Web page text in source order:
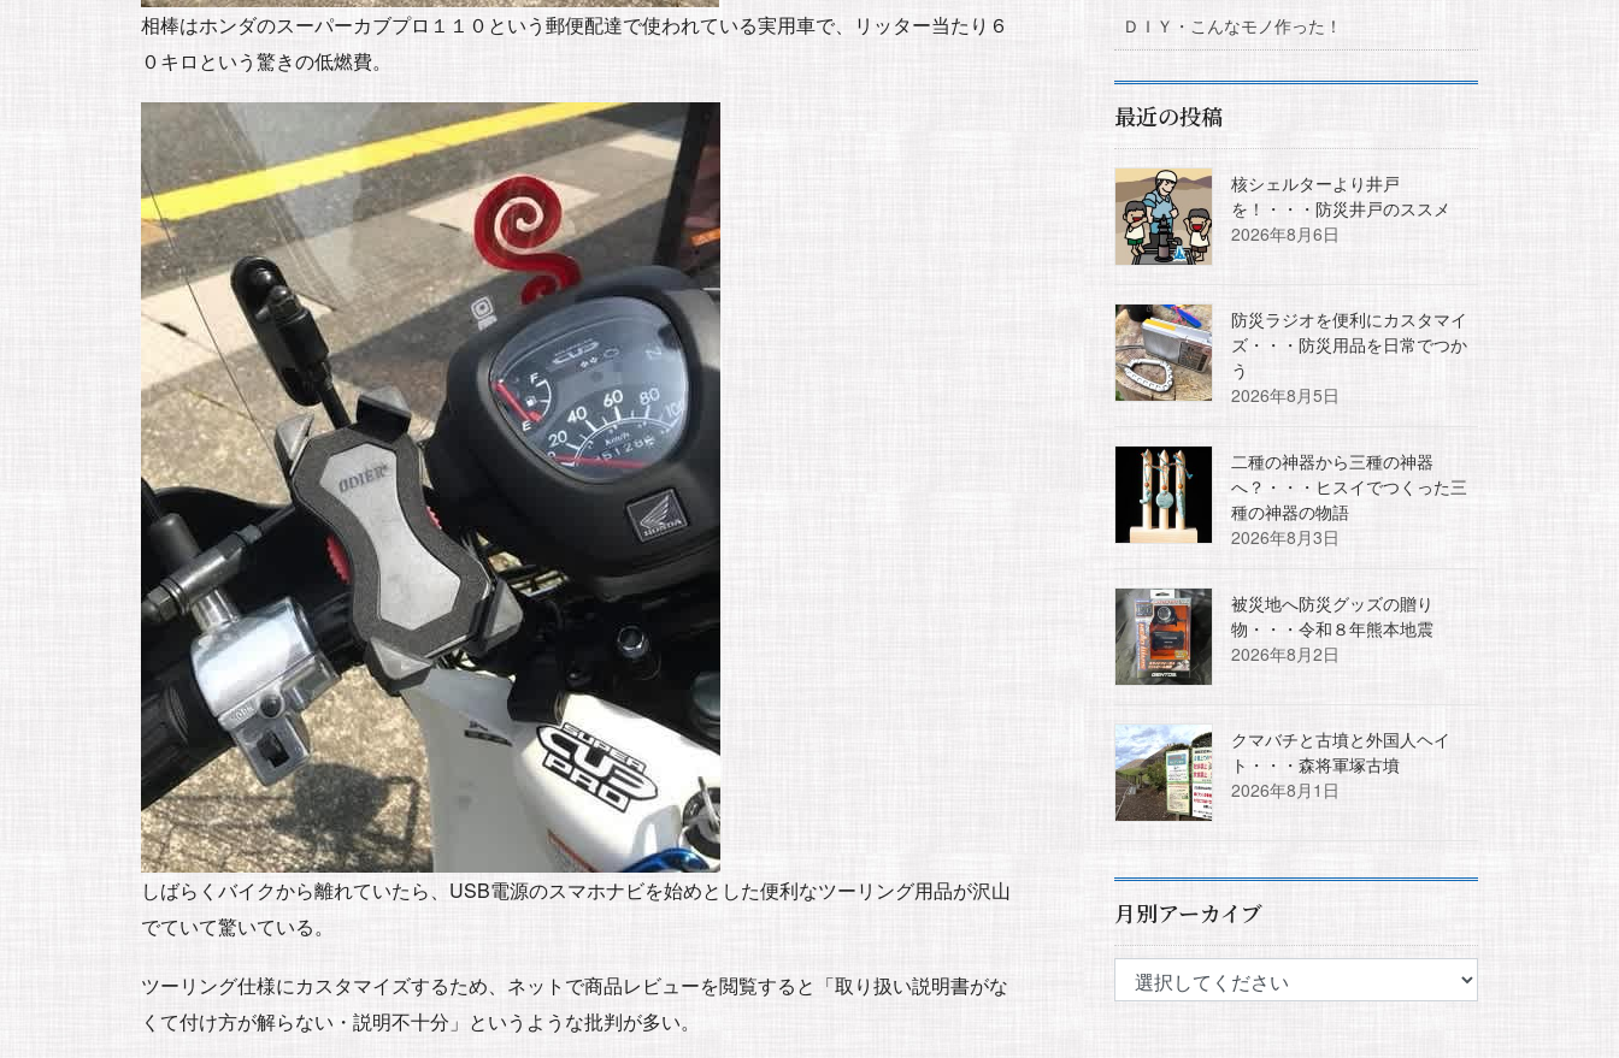
相棒はホンダのスーパーカブプロ１１０という郵便配達で使われている実用車で、リッター当たり６
０キロという驚きの低燃費。
しばらくバイクから離れていたら、USB電源のスマホナビを始めとした便利なツーリング用品が沢山
でていて驚いている。
ツーリング仕様にカスタマイズするため、ネットで商品レビューを閲覧すると「取り扱い説明書がな
くて付け方が解らない・説明不十分」というような批判が多い。
ＤＩＹ・こんなモノ作った！
最近の投稿
核シェルターより井戸
を！・・・防災井戸のススメ
2026年8月6日
防災ラジオを便利にカスタマイ
ズ・・・防災用品を日常でつか
う
2026年8月5日
二種の神器から三種の神器
へ？・・・ヒスイでつくった三
種の神器の物語
2026年8月3日
被災地へ防災グッズの贈り
物・・・令和８年熊本地震
2026年8月2日
クマバチと古墳と外国人ヘイ
ト・・・森将軍塚古墳
2026年8月1日
月別アーカイブ